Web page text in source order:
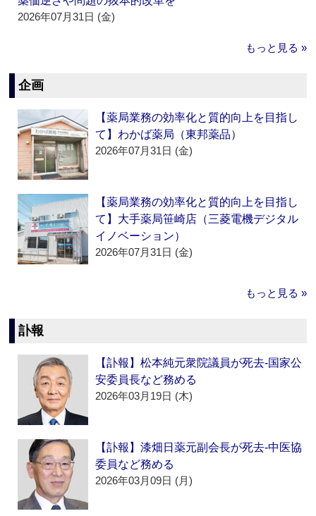
2026年07月31日 (金)
もっと見る »
企画
【薬局業務の効率化と質的向上を目指し
て】わかば薬局（東邦薬品）
2026年07月31日 (金)
【薬局業務の効率化と質的向上を目指し
て】大手薬局笹崎店（三菱電機デジタル
イノベーション）
2026年07月31日 (金)
もっと見る »
訃報
【訃報】松本純元衆院議員が死去‐国家公
安委員長など務める
2026年03月19日 (木)
【訃報】漆畑日薬元副会長が死去‐中医協
委員など務める
2026年03月09日 (月)